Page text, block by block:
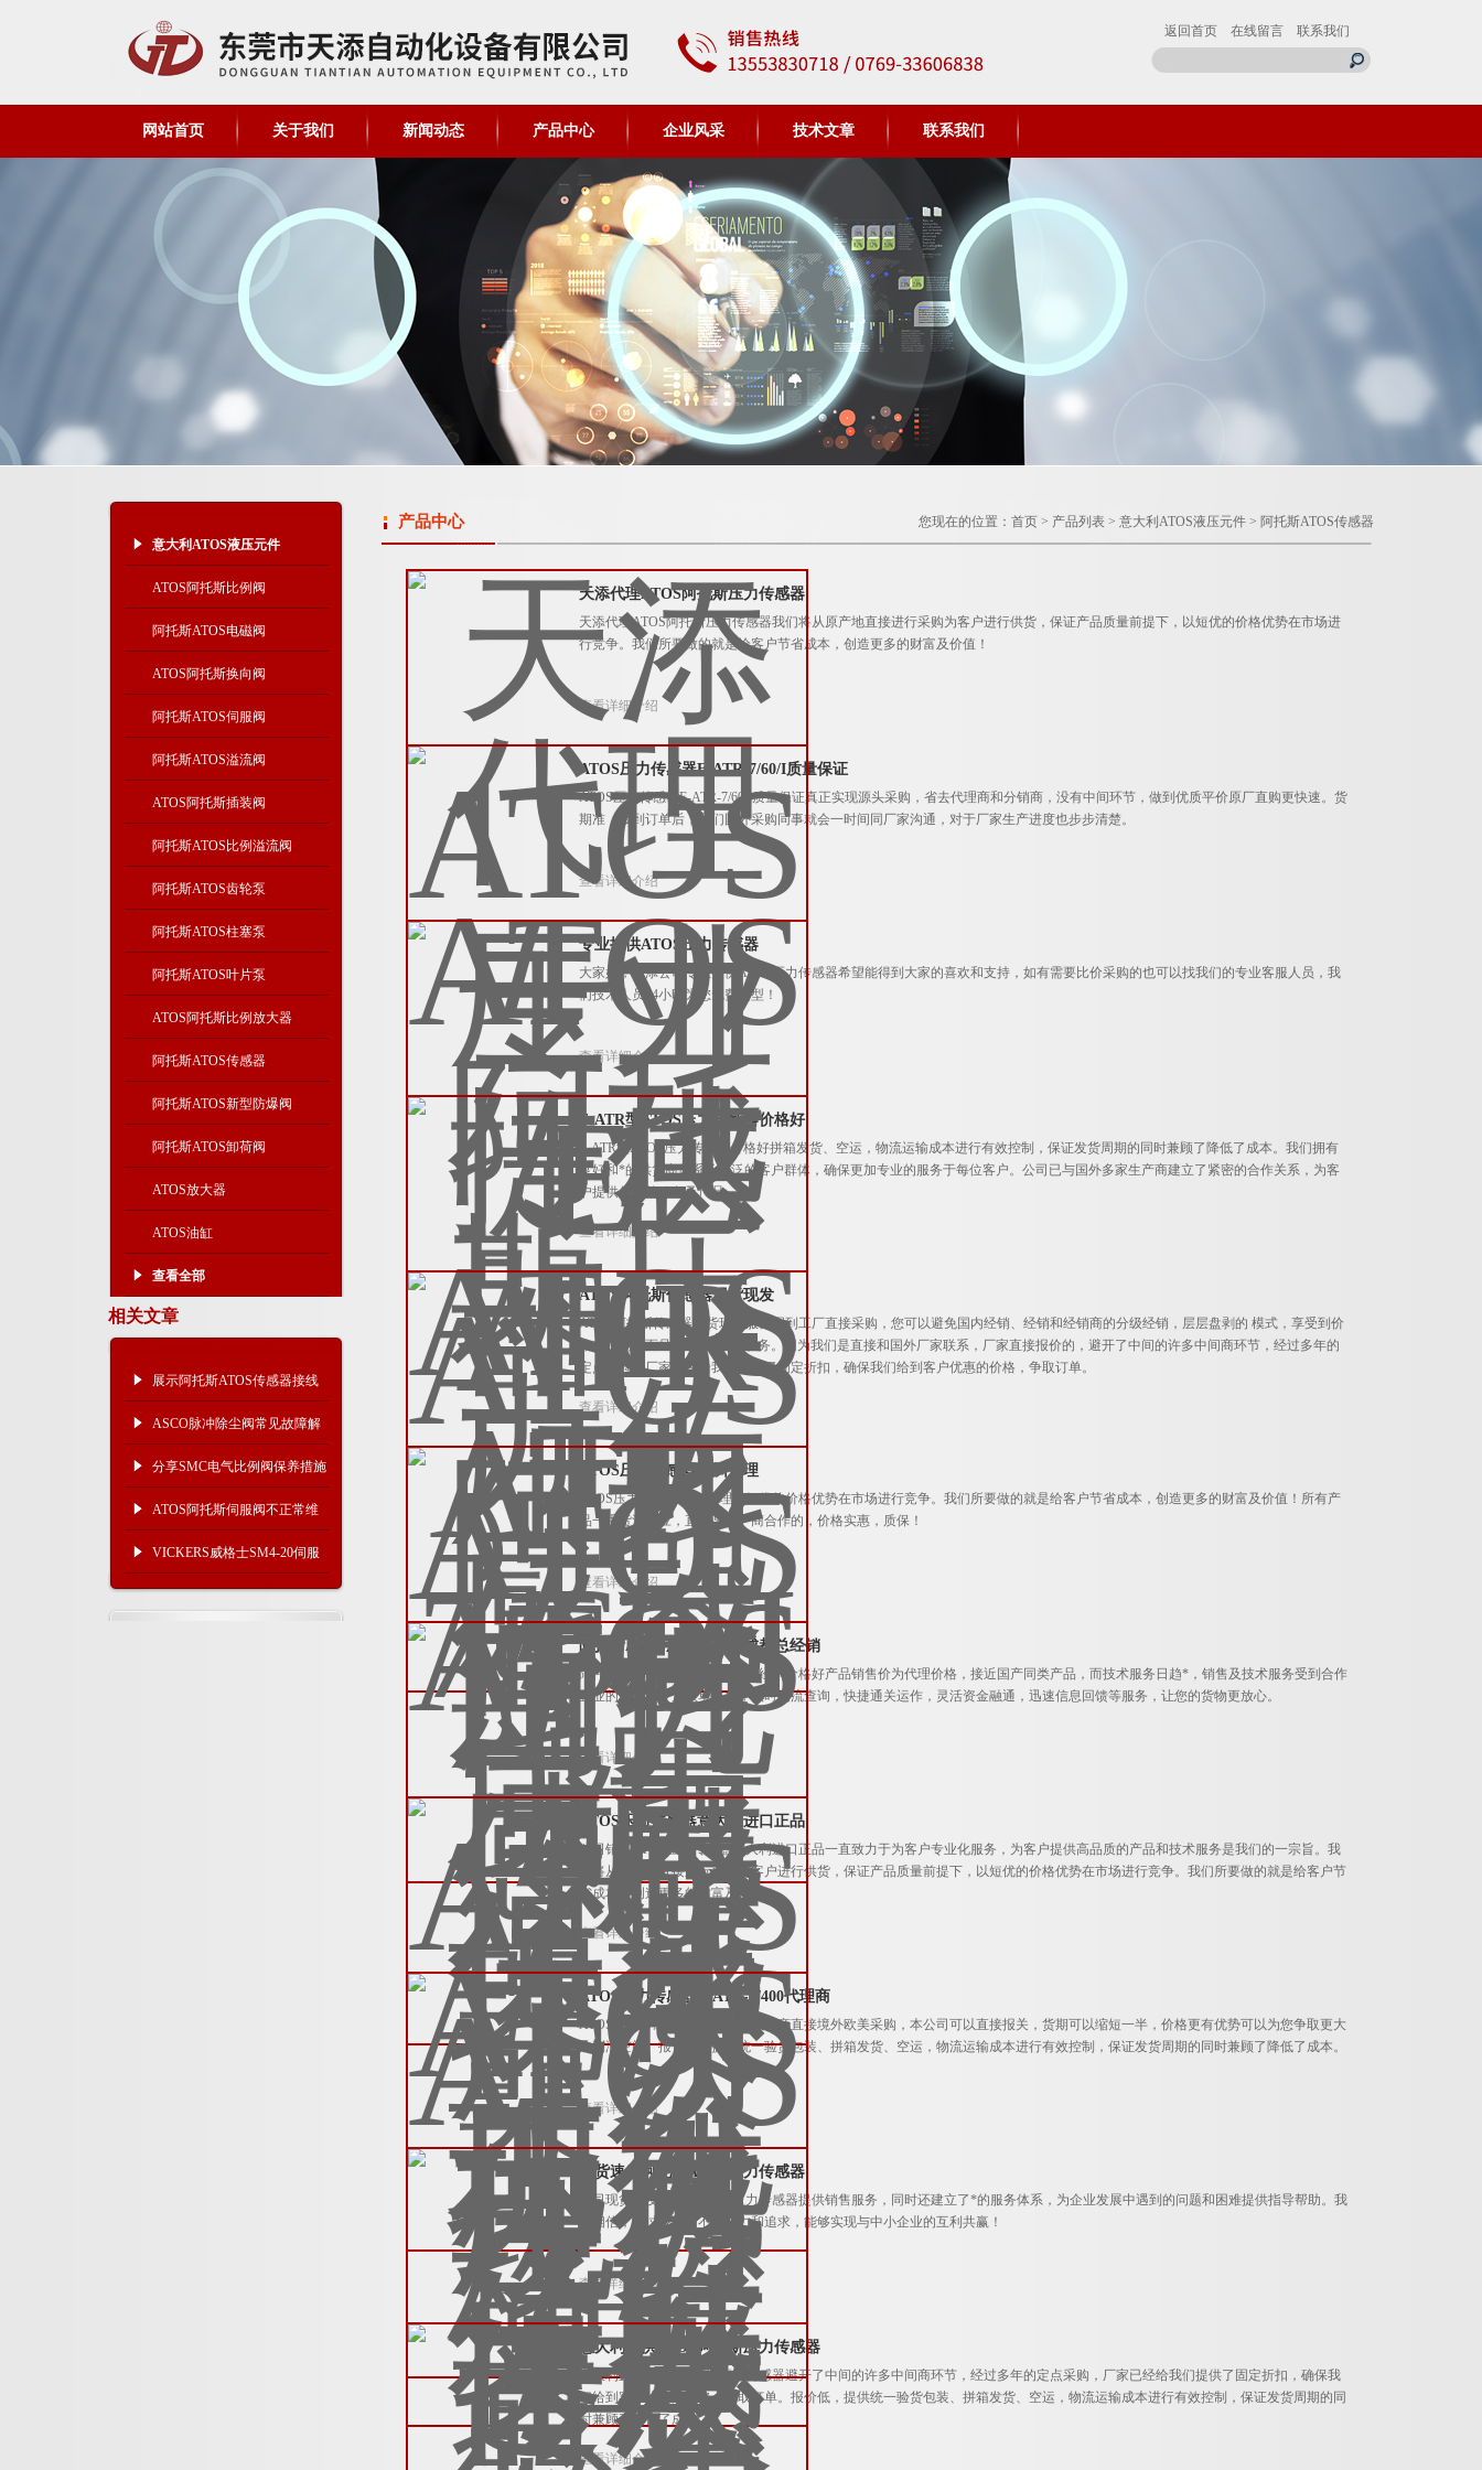
返回首页 在线留言 联系我们
网站首页 关于我们 新闻动态 产品中心 企业风采 技术文章 联系我们
意大利ATOS液压元件
ATOS阿托斯比例阀
阿托斯ATOS电磁阀
ATOS阿托斯换向阀
阿托斯ATOS伺服阀
阿托斯ATOS溢流阀
ATOS阿托斯插装阀
阿托斯ATOS比例溢流阀
阿托斯ATOS齿轮泵
阿托斯ATOS柱塞泵
阿托斯ATOS叶片泵
ATOS阿托斯比例放大器
阿托斯ATOS传感器
阿托斯ATOS新型防爆阀
阿托斯ATOS卸荷阀
ATOS放大器
ATOS油缸
查看全部
相关文章
展示阿托斯ATOS传感器接线
示意图
ASCO脉冲除尘阀常见故障解
决办法
分享SMC电气比例阀保养措施
ATOS阿托斯伺服阀不正常维
修流程
VICKERS威格士SM4-20伺服
阀参数原理
产品中心 您现在的位置： 首页 > 产品列表 > 意大利ATOS液压元件 > 阿托斯ATOS传感器
天添代理ATOS阿托斯压力传感器
天添代理ATOS阿托斯压力传感器我们将从原产地直接进行采购为客户进行供货，保证产品质量前提下，以短优的价格优势在市场进
行竞争。我们所要做的就是给客户节省成本，创造更多的财富及价值！
查看详细介绍
ATOS压力传感器E-ATR-7/60/I质量保证
ATOS压力传感器E-ATR-7/60/I质量保证真正实现源头采购，省去代理商和分销商，没有中间环节，做到优质平价原厂直购更快速。货
期准，接到订单后，我们国外采购同事就会一时间同厂家沟通，对于厂家生产进度也步步清楚。
查看详细介绍
专业提供ATOS压力传感器
大家好，天添公司专业提供ATOS压力传感器希望能得到大家的喜欢和支持，如有需要比价采购的也可以找我们的专业客服人员，我
们技术人员24小时为您免费选型！
查看详细介绍
E-ATR型ATOS压力传感器价格好
E-ATR型ATOS压力传感器价格好拼箱发货、空运，物流运输成本进行有效控制，保证发货周期的同时兼顾了降低了成本。我们拥有
良好和*的供货商体系及广泛的客户群体，确保更加专业的服务于每位客户。公司已与国外多家生产商建立了紧密的合作关系，为客
户提供优质的服务及产品。
查看详细介绍
ATOS阿托斯传感器现货现发
ATOS阿托斯传感器现货现发服务周到工厂直接采购，您可以避免国内经销、经销和经销商的分级经销，层层盘剥的 模式，享受到价
格低货期短而且欧洲*的采购服务。因为我们是直接和国外厂家联系，厂家直接报价的，避开了中间的许多中间商环节，经过多年的
定点采购，厂家已经给我们提供了固定折扣，确保我们给到客户优惠的价格，争取订单。
查看详细介绍
ATOS压力传感器深圳代理
ATOS压力传感器深圳代理以短优的价格优势在市场进行竞争。我们所要做的就是给客户节省成本，创造更多的财富及价值！所有产
品一手货源供应，直接与原厂商合作的，价格实惠，质保！
查看详细介绍
阿托斯ATOS压力传感器成都总经销
阿托斯ATOS压力传感器成都总经销价格好产品销售价为代理价格，接近国产同类产品，而技术服务日趋*，销售及技术服务受到合作
企业的肯定。专人跟单服务，实时物流查询，快捷通关运作，灵活资金融通，迅速信息回馈等服务，让您的货物更放心。
查看详细介绍
ATOS压力传感器意大利进口正品
公司销售ATOS压力传感器意大利进口正品一直致力于为客户专业化服务，为客户提供高品质的产品和技术服务是我们的一宗旨。我
们将从原产地直接进行采购为客户进行供货，保证产品质量前提下，以短优的价格优势在市场进行竞争。我们所要做的就是给客户节
省成本，创造更多的财富及价值！
查看详细介绍
ATOS压力传感器E-ATR-8/400代理商
ATOS压力传感器E-ATR-8/400代理商直接境外欧美采购，本公司可以直接报关，货期可以缩短一半，价格更有优势可以为您争取更大
的利润空间。报价低，提供统一验货包装、拼箱发货、空运，物流运输成本进行有效控制，保证发货周期的同时兼顾了降低了成本。
查看详细介绍
现货速发阿托斯ATOS压力传感器
公司现货速发阿托斯ATOS压力传感器提供销售服务，同时还建立了*的服务体系，为企业发展中遇到的问题和困难提供指导帮助。我
们相信，通过我们的不断努力和追求，能够实现与中小企业的互利共赢！
查看详细介绍
意大利直供ATOS阿托斯压力传感器
意大利直供ATOS阿托斯压力传感器避开了中间的许多中间商环节，经过多年的定点采购，厂家已经给我们提供了固定折扣，确保我
们给到客户优惠的价格，争取订单。报价低，提供统一验货包装、拼箱发货、空运，物流运输成本进行有效控制，保证发货周期的同
时兼顾了降低了成本。
查看详细介绍